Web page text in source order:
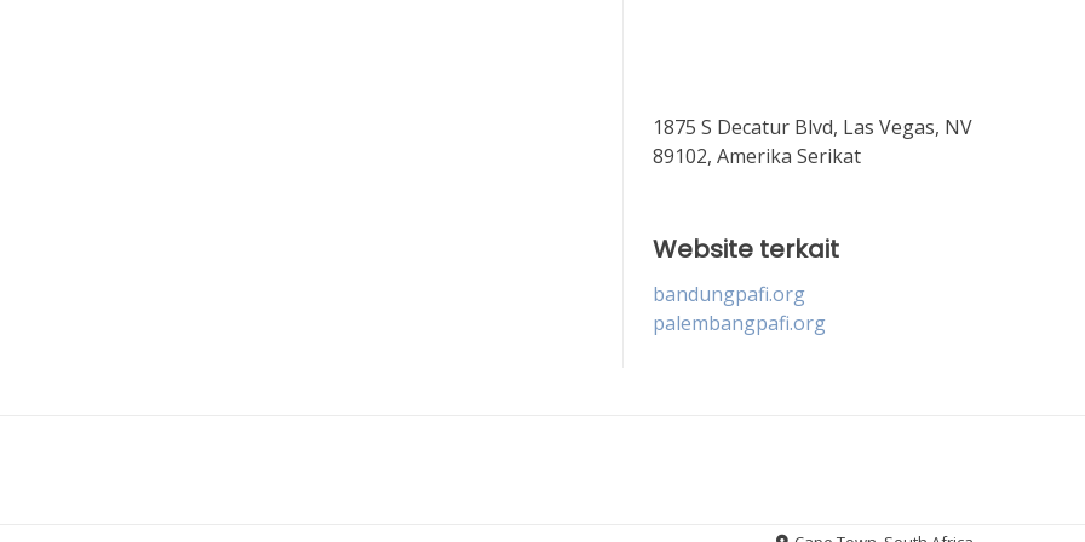
1875 S Decatur Blvd, Las Vegas, NV
89102, Amerika Serikat
Website terkait
bandungpafi.org
palembangpafi.org